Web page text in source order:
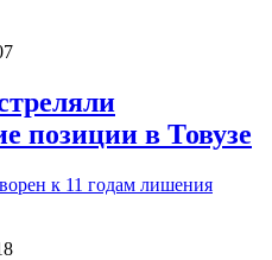
позиции в Товузе